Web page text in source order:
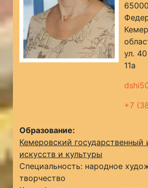
ул.
11а
+7
Образование:
Кемеровский государственный
искусств и культуры
Специальность: народное
творчество